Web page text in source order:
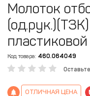
Молоток
Код товара: 460.064049
ОТЛИЧНАЯ ЦЕНА